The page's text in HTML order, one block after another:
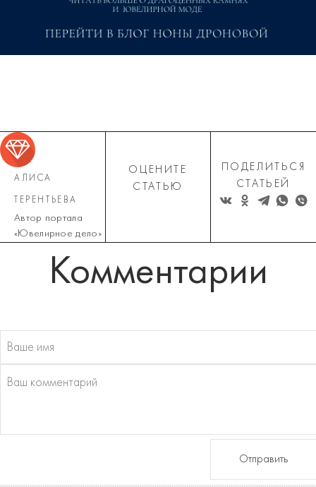
АЛИСА
ТЕРЕНТЬЕВА
Автор портала
«Ювелирное дело»
ОЦЕНИТЕ
СТАТЬЮ
ПОДЕЛИТЬСЯ
СТАТЬЕЙ
Комментарии
Отправить